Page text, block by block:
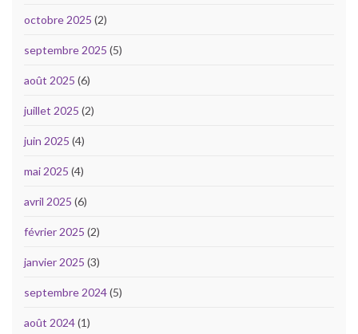
octobre 2025 (2)
septembre 2025 (5)
août 2025 (6)
juillet 2025 (2)
juin 2025 (4)
mai 2025 (4)
avril 2025 (6)
février 2025 (2)
janvier 2025 (3)
septembre 2024(5)
août 2024(1)